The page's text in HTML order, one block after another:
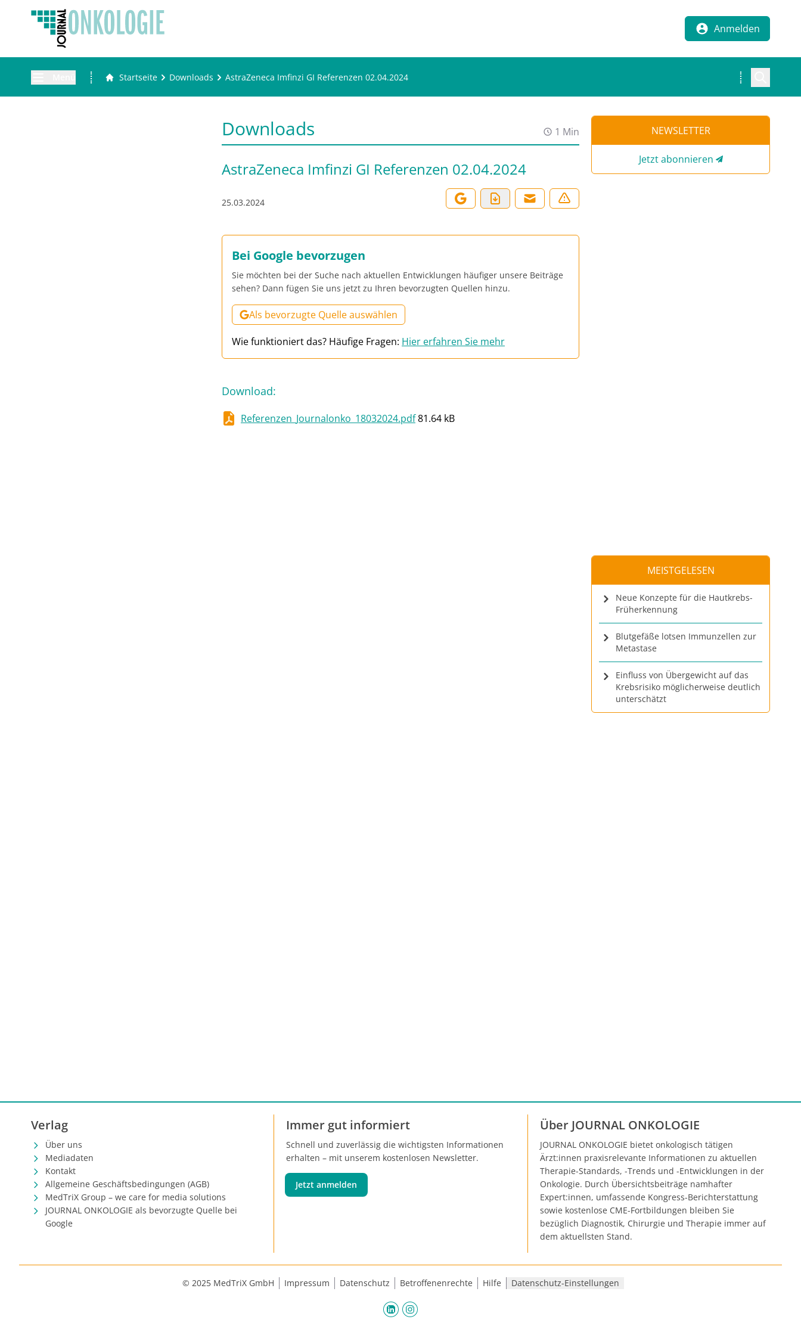
Anmelden
Startseite Downloads AstraZeneca Imfinzi GI Referenzen 02.04.2024
Downloads 1 Min
AstraZeneca Imfinzi GI Referenzen 02.04.2024
25.03.2024
Bei Google bevorzugen
Sie möchten bei der Suche nach aktuellen Entwicklungen häufiger unsere Beiträge
sehen? Dann fügen Sie uns jetzt zu Ihren bevorzugten Quellen hinzu.
Als bevorzugte Quelle auswählen
Wie funktioniert das? Häufige Fragen: Hier erfahren Sie mehr
Download:
Referenzen_Journalonko_18032024.pdf81.64 kB
NEWSLETTER
Jetzt abonnieren
MEISTGELESEN
Neue Konzepte für die Hautkrebs-
Früherkennung
Blutgefäße lotsen Immunzellen zur
Metastase
Einfluss von Übergewicht auf das
Krebsrisiko möglicherweise deutlich
unterschätzt
Verlag
Über uns
Mediadaten
Kontakt
Allgemeine Geschäftsbedingungen (AGB)
MedTriX Group – we care for media solutions
JOURNAL ONKOLOGIE als bevorzugte Quelle bei
Google
Immer gut informiert
Schnell und zuverlässig die wichtigsten Informationen
erhalten – mit unserem kostenlosen Newsletter.
Jetzt anmelden
Über JOURNAL ONKOLOGIE
JOURNAL ONKOLOGIE bietet onkologisch tätigen
Ärzt:innen praxisrelevante Informationen zu aktuellen
Therapie-Standards, -Trends und -Entwicklungen in der
Onkologie. Durch Übersichtsbeiträge namhafter
Expert:innen, umfassende Kongress-Berichterstattung
sowie kostenlose CME-Fortbildungen bleiben Sie
bezüglich Diagnostik, Chirurgie und Therapie immer auf
dem aktuellsten Stand.
© 2025 MedTriX GmbH Impressum Datenschutz Betroffenenrechte Hilfe Datenschutz-Einstellungen